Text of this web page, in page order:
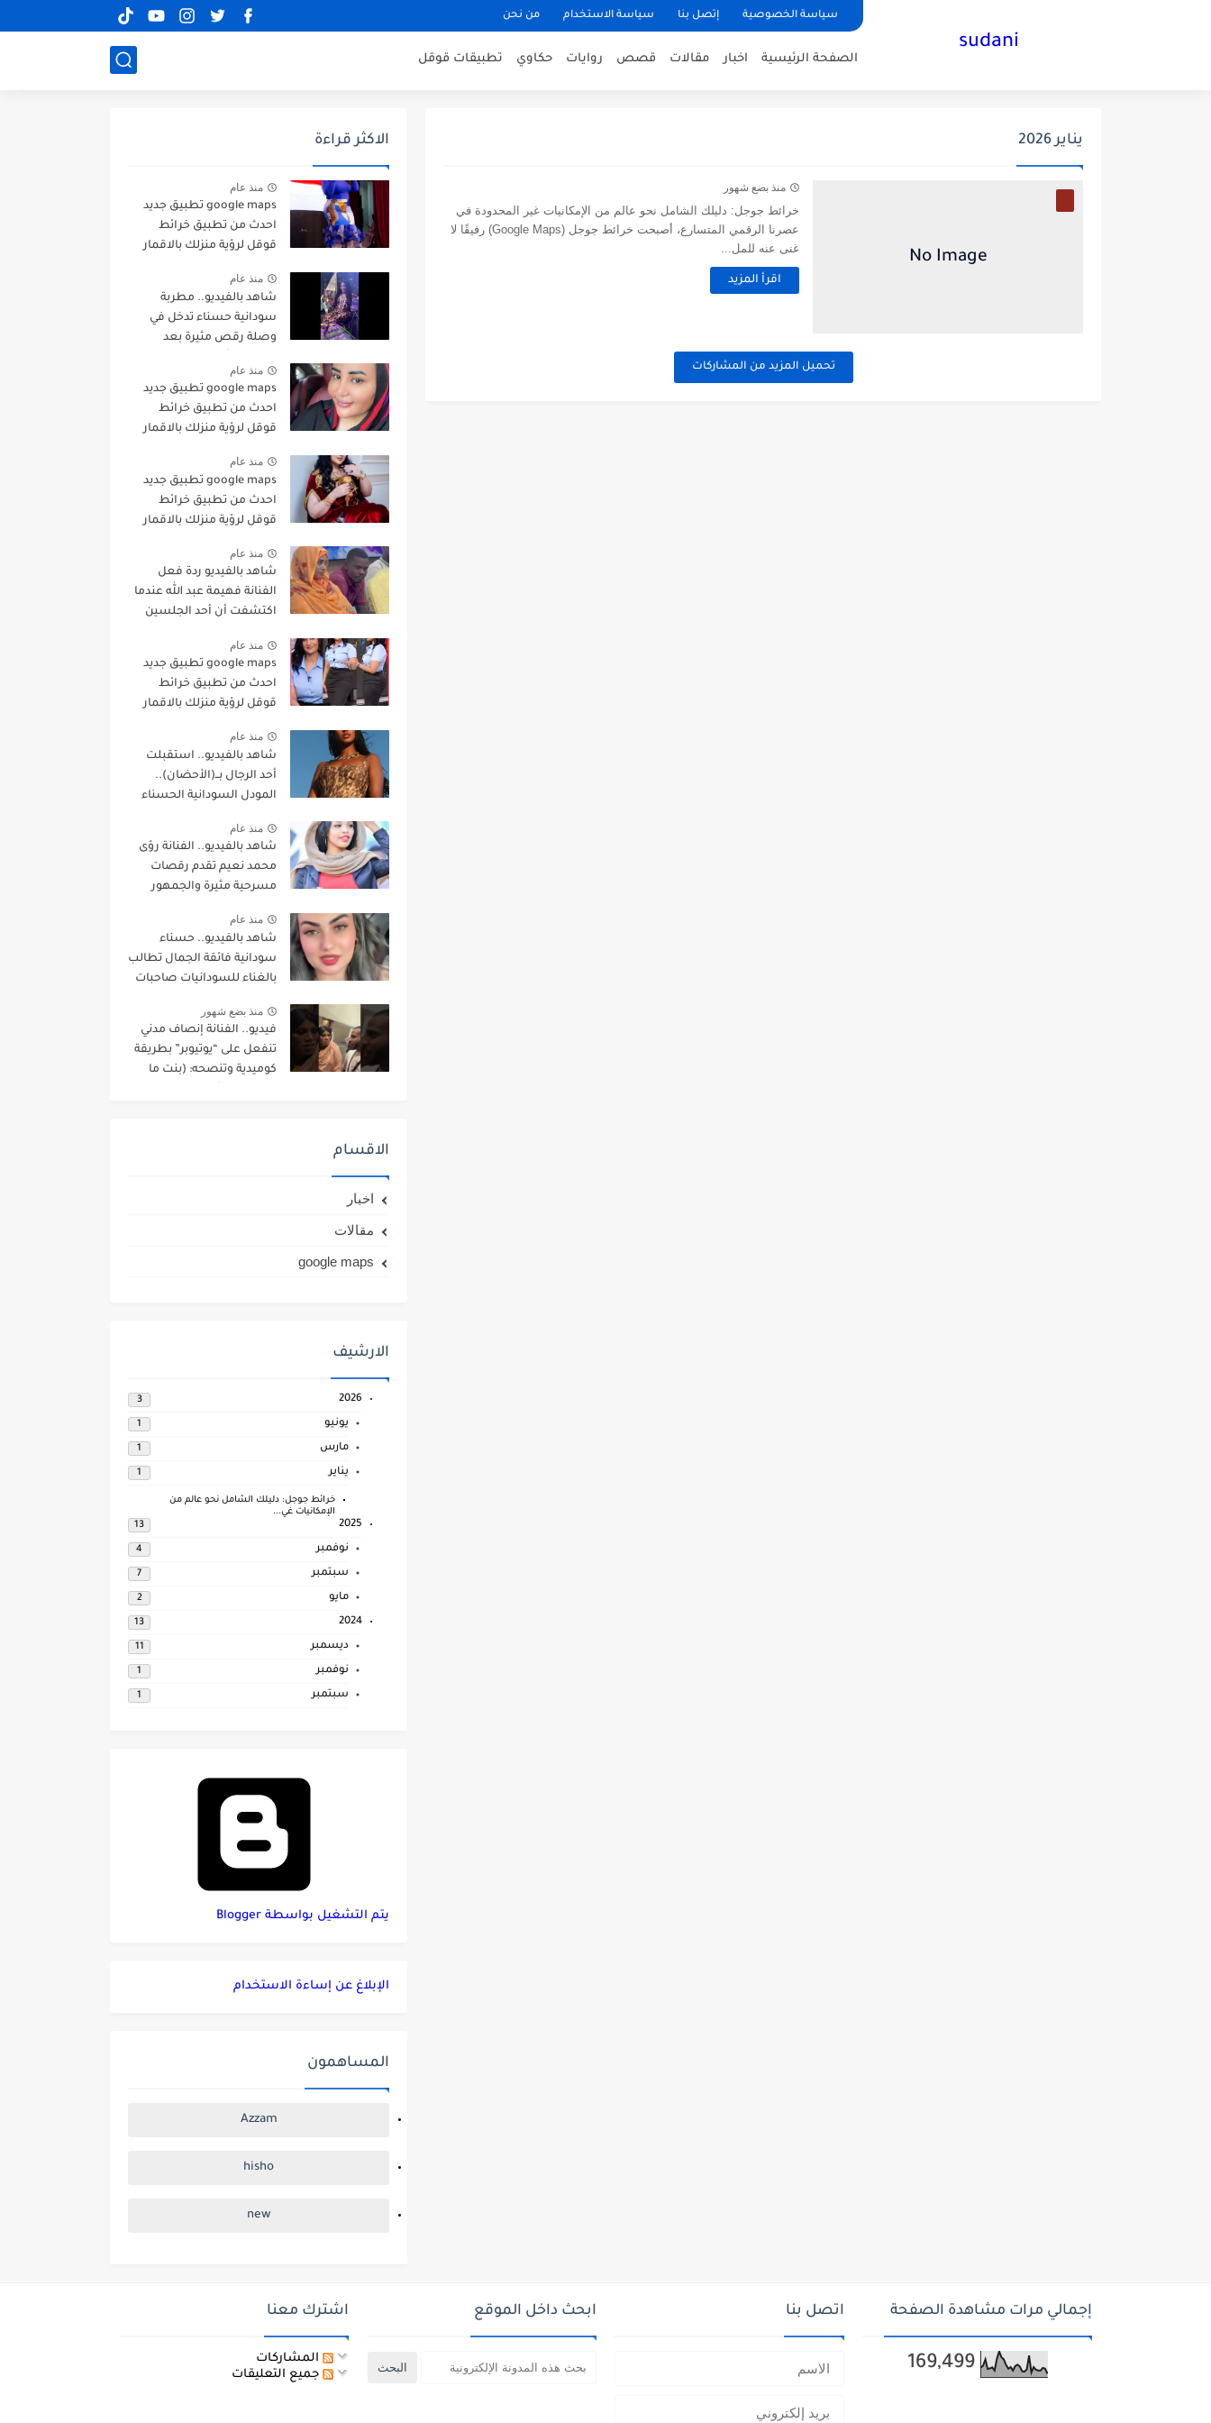
سياسة الخصوصية إتصل بنا سياسة الاستخدام من نحن
sudani
الصفحة الرئيسية اخبار مقالات قصص روايات حكاوي تطبيقات قوقل
يناير 2026
منذ بضع شهور
خرائط جوجل: دليلك الشامل نحو عالم من الإمكانيات غير المحدودة في
عصرنا الرقمي المتسارع، أصبحت خرائط جوجل (Google Maps) رفيقًا لا
غنى عنه للمل...
اقرأ المزيد
تحميل المزيد من المشاركات
الاكثر قراءة
منذ عام
google maps تطبيق جديد
احدث من تطبيق خرائط
قوقل لرؤية منزلك بالاقمار
منذ عام
شاهد بالفيديو.. مطربة
سودانية حسناء تدخل في
وصلة رقص مثيرة بعد
وتصرخ: (واي أنا من رقيص
العروس دا)
منذ عام
google maps تطبيق جديد
احدث من تطبيق خرائط
قوقل لرؤية منزلك بالاقمار
منذ عام
google maps تطبيق جديد
احدث من تطبيق خرائط
قوقل لرؤية منزلك بالاقمار
منذ عام
شاهد بالفيديو ردة فعل
الفنانة فهيمة عبد الله عندما
اكتشفت أن أحد الجلسين
بطريقة غريبة وساخرون:
(نفس حركات ناس
المواصلات)
منذ عام
google maps تطبيق جديد
احدث من تطبيق خرائط
قوقل لرؤية منزلك بالاقمار
منذ عام
شاهد بالفيديو.. استقبلت
أحد الرجال بــ(الأحضان)..
المودل السودانية الحسناء
مواقع التواصل بإطلالة مثيرة
للجدل خلال عرض أزياء بدبي
منذ عام
شاهد بالفيديو.. الفنانة رؤى
محمد نعيم تقدم رقصات
مسرحية مثيرة والجمهور
واسعة
منذ عام
شاهد بالفيديو.. حسناء
سودانية فائقة الجمال تطالب
بالغناء للسودانيات صاحبات
العسلية: (عاوزين العالم
يعرف انو في سودانيين لونهم
أبيض وكفاية الغناء للسمر
أخذوا حقهم وكفاية)
منذ بضع شهور
فيديو.. الفنانة إنصاف مدني
تنفعل على “يوتيوبر” بطريقة
كوميدية وتنصحه: (بنت ما
الاقسام
اخبار
مقالات
google maps
الارشيف
2026
3
يونيو 1
مارس 1
يناير 1
خرائط جوجل: دليلك الشامل نحو عالم من
الإمكانيات غي...
2025
13
نوفمبر 4
سبتمبر 7
مايو 2
2024
13
ديسمبر 11
نوفمبر 1
سبتمبر 1
‏يتم التشغيل بواسطة Blogger
الإبلاغ عن إساءة الاستخدام
المساهمون
Azzam
hisho
new
إجمالي مرات مشاهدة الصفحة
169,499
اتصل بنا ابحث داخل الموقع اشترك معنا
المشاركات
جميع التعليقات